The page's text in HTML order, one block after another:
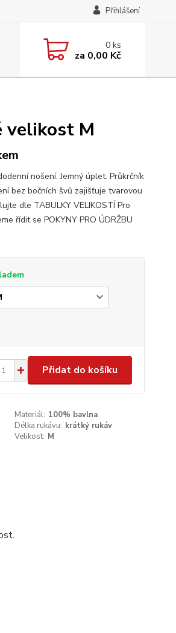
Přihlášení
0ks
za 0,00 Kč
velikost M
nošení. Jemný úplet. Průkrčník
bez bočních švů zajišťuje tvarovou
dle TABULKY VELIKOSTÍ Pro
řídit se POKYNY PRO ÚDRŽBU
Přidat do košíku
Materiál: 100% bavlna
Délka rukávu: krátký rukáv
Velikost: M